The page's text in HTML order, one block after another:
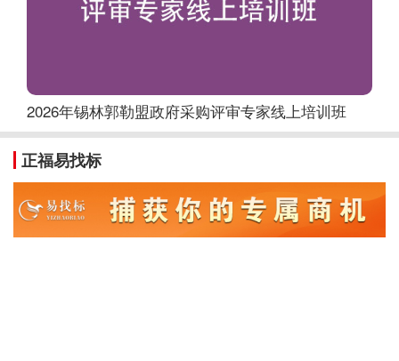
2026年锡林郭勒盟政府采购评审专家线上培训班
正福易找标